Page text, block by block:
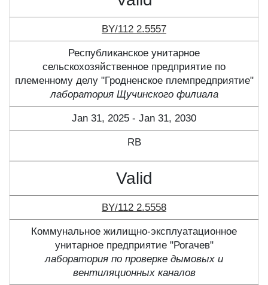
BY/112 2.5557
Республиканское унитарное
сельскохозяйственное предприятие по
племенному делу "Гродненское племпредприятие"
лаборатория Щучинского филиала
Jan 31, 2025 - Jan 31, 2030
RB
Valid
BY/112 2.5558
Коммунальное жилищно-эксплуатационное
унитарное предприятие "Рогачев"
лаборатория по проверке дымовых и
вентиляционных каналов